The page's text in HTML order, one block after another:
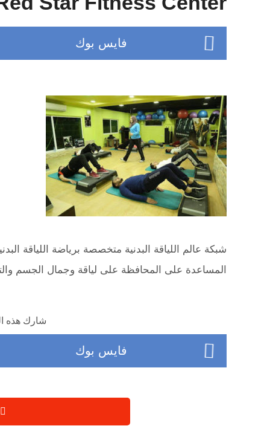
فايس بوك
شبكة عالم اللياقة البدنية متخصصة برياضة اللياقة
المساعدة على المحافظة على لياقة وجمال الجسم
شارك هذه
فايس بوك